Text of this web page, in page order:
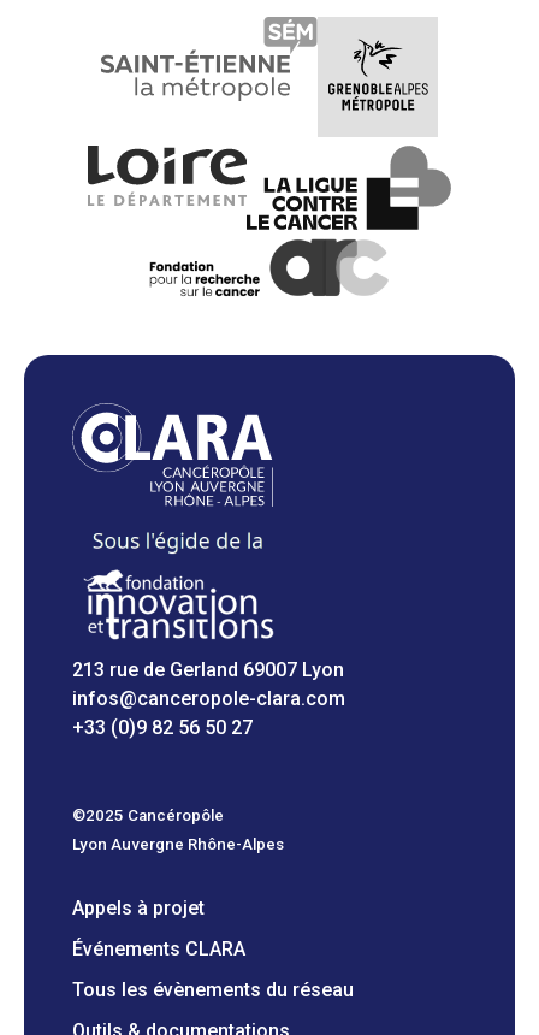
213 rue de Gerland 69007 Lyon
infos@canceropole-clara.com
+33 (0)9 82 56 50 27
©2025 Cancéropôle
Lyon Auvergne Rhône-Alpes
Appels à projet
Événements CLARA
Tous les évènements du réseau